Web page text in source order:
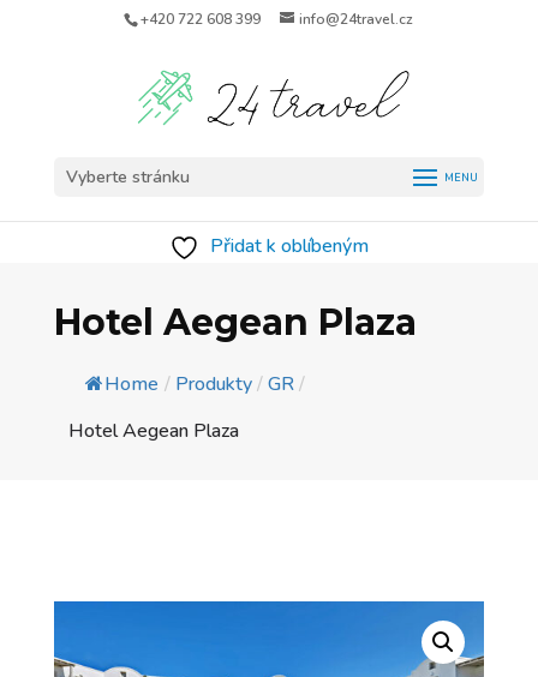
+420 722 608 399 info@24travel.cz
Vyberte stránku
Přidat k oblíbeným
Hotel Aegean Plaza
Home / Produkty/GR/
Hotel Aegean Plaza